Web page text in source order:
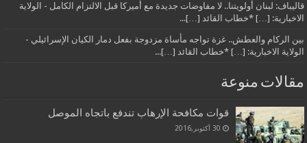
قاليباف: لبنان أولويتنا.. لا مفاوضات جديدة مع أميركا قبل الالتزام الكامل - الولاية
الاخبارية: […] *خطاب القائد […]...
بين الركام والعطش.. غزة تواجه مأساة مزدوجة بفعل دمار الكيان الإسرائيلي -
الولاية الاخبارية: […] *خطاب القائد […]...
مقالات منوعة
قوات مكافحة الإرهاب تندفع باتجاه الموصل
30 أكتوبر,2016